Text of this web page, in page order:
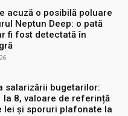
acuză o posibilă poluare
Neptun Deep: o pată
fi fost detectată în
salarizării bugetarilor:
la 8, valoare de referință
lei și sporuri plafonate la